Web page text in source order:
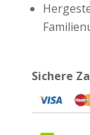
Sichere